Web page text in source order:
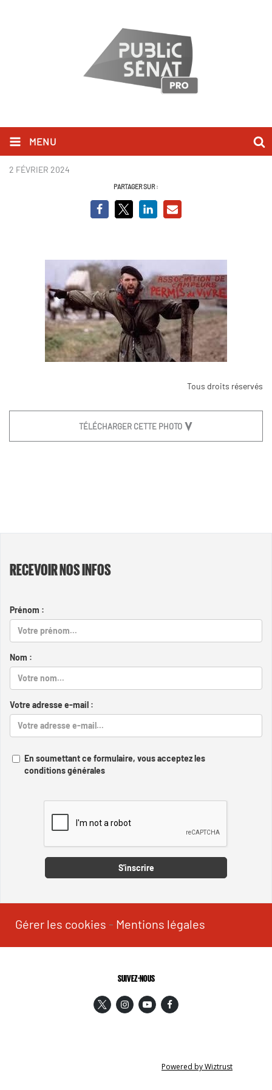
MENU
Hiver 54 (1).jpg
2 FÉVRIER 2024
PARTAGER SUR :
Tous droits réservés
TÉLÉCHARGER CETTE PHOTO
RECEVOIR NOS INFOS
Prénom :
Nom :
Votre adresse e-mail :
En soumettant ce formulaire, vous acceptez les
conditions générales
S'inscrire
Gérer les cookies - Mentions légales
SUIVEZ-NOUS
Powered by Wiztrust